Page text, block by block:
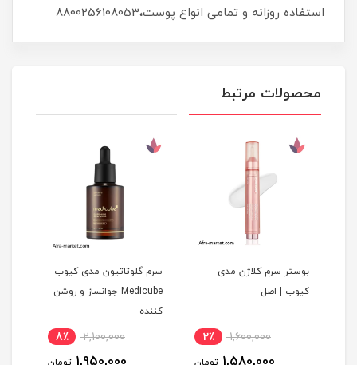
استفاده روزانه و تمامی انواع پوست،8800256108053
محصولات مرتبط
بوستر سرم کلاژن مدی
کیوب | اصل
1,600,000 2٪
سرم گلوتاتیون مدی کیوب
Medicube جوانساز و روشن
کننده
2,100,000 8٪